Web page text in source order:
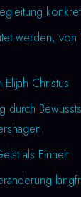
werden, von
Elijah Christus
durch
als Einheit